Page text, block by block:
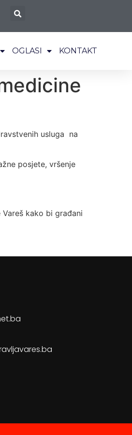
OGLASI KONTAKT
usluga na
posjete, vršenje
kako bi građani